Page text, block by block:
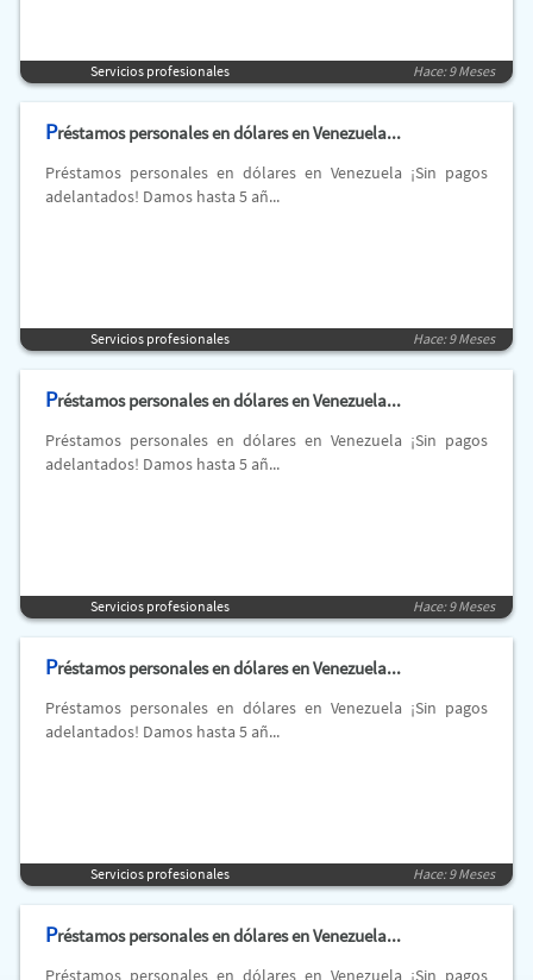
Servicios profesionales Hace: 9 Meses
Préstamos personales en dólares en Venezuela...
Préstamos personales en dólares en Venezuela ¡Sin pagos
adelantados! Damos hasta 5 añ...
Servicios profesionales Hace: 9 Meses
Préstamos personales en dólares en Venezuela...
Préstamos personales en dólares en Venezuela ¡Sin pagos
adelantados! Damos hasta 5 añ...
Servicios profesionales Hace: 9 Meses
Préstamos personales en dólares en Venezuela...
Préstamos personales en dólares en Venezuela ¡Sin pagos
adelantados! Damos hasta 5 añ...
Servicios profesionales Hace: 9 Meses
Préstamos personales en dólares en Venezuela...
Préstamos personales en dólares en Venezuela ¡Sin pagos